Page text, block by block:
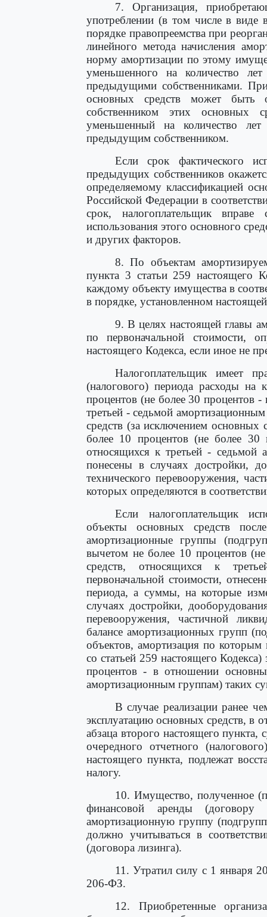
7. Организация,
употреблении (в том числе в виде
порядке правопреемства при
линейного метода начисления
норму амортизации по этому
уменьшенного на количество
предыдущими собственниками.
основных средств может быть
собственником этих основных
уменьшенный на количество лет
предыдущим собственником.
Если срок фактического
предыдущих собственников
определяемому классификацией
Российской Федерации в
срок, налогоплательщик вправе
использования этого основного
и других факторов.
8. По объектам
пункта 3 статьи 259 настоящего
каждому объекту имущества в
в порядке, установленном
9. В целях настоящей главы
по первоначальной стоимости,
настоящего Кодекса, если иное не
Налогоплательщик имеет
(налогового) периода расходы на
процентов (не более 30 процентов
третьей - седьмой
средств (за исключением основных
более 10 процентов (не более
относящихся к третьей - седьмой
понесены в случаях достройки,
технического перевооружения,
которых определяются в
Если налогоплательщик
объекты основных средств
амортизационные группы
вычетом не более 10 процентов
средств, относящихся к
первоначальной стоимости,
периода, а суммы, на которые
случаях достройки,
перевооружения, частичной
балансе амортизационных групп
объектов, амортизация по которым
со статьей 259 настоящего
процентов - в отношении
амортизационным группам) таких
В случае реализации ранее
эксплуатацию основных средств,
абзаца второго настоящего
очередного отчетного
настоящего пункта, подлежат
налогу.
10. Имущество, полученное
финансовой аренды (договору
амортизационную группу
должно учитываться в
(договора лизинга).
11. Утратил силу с 1 января
206-ФЗ.
12. Приобретенные